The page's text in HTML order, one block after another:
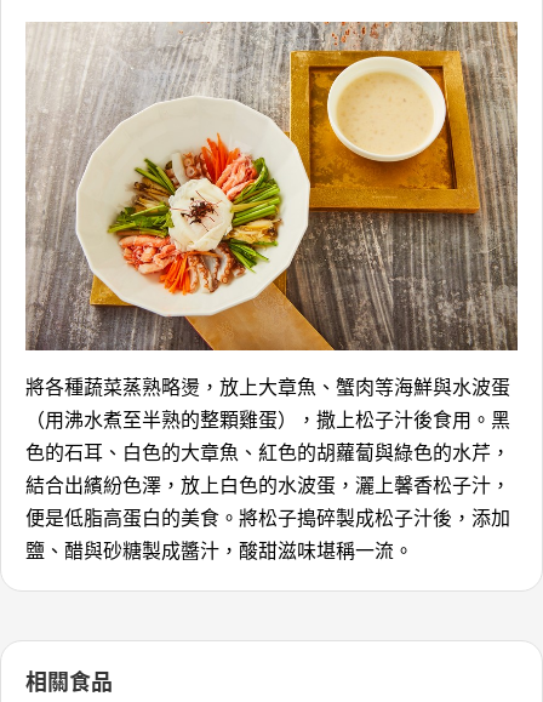
將各種蔬菜蒸熟略燙，放上大章魚、蟹肉等海鮮與水波蛋
（用沸水煮至半熟的整顆雞蛋），撒上松子汁後食用。黑
色的石耳、白色的大章魚、紅色的胡蘿蔔與綠色的水芹，
結合出繽紛色澤，放上白色的水波蛋，灑上馨香松子汁，
便是低脂高蛋白的美食。將松子搗碎製成松子汁後，添加
鹽、醋與砂糖製成醬汁，酸甜滋味堪稱一流。
相關食品